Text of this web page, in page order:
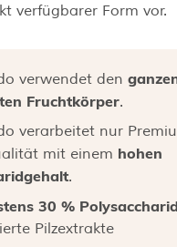
verfügbarer Form vor.
verwendet den
Fruchtkörper.
verarbeitet nur
mit einem hohen
.
30 %
Pilzextrakte